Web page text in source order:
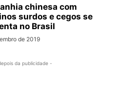
chinesa com
surdos e cegos se
no Brasil
de 2019
da publicidade -